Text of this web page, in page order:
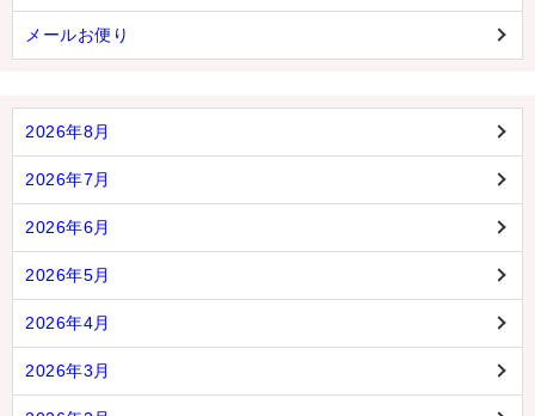
メールお便り
2026年8月
2026年7月
2026年6月
2026年5月
2026年4月
2026年3月